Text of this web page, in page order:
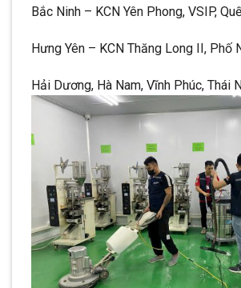
Bắc Ninh – KCN Yên Phong, VSIP,
Hưng Yên – KCN Thăng Long II, Phố
Hải Dương, Hà Nam, Vĩnh Phúc, Thái